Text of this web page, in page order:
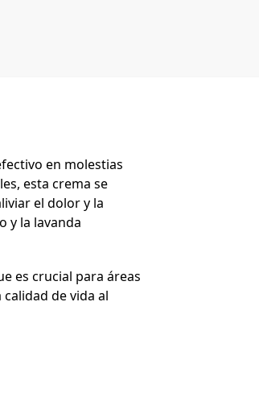
en molestias
esta crema se
el dolor y la
y la lavanda
es crucial para áreas
de vida al